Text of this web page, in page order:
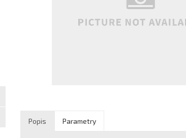
Popis Parametry